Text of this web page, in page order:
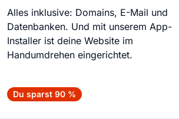
Alles inklusive: Domains, E-Mail und
Datenbanken. Und mit unserem App-
Installer ist deine Website im
Handumdrehen eingerichtet.
Du sparst 90 %